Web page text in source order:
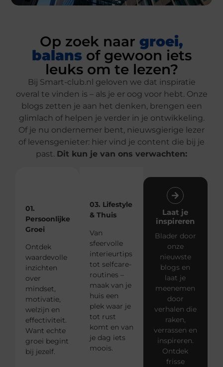
Op zoek naar groei,
balans of gewoon iets
leuks om te lezen?
Bij Smart-club.nl geloven we dat inspiratie
overal te vinden is – als je er oog voor hebt. Onze
blogs zetten je aan het denken, brengen een
glimlach of helpen je verder in je ontwikkeling.
Of je nu ondernemer bent, nieuwsgierige lezer
of levensgenieter: hier vind je content die bij je
past. Dit kun je van ons verwachten:
01.
Persoonlijke
Groei
Ontdek
waardevolle
inzichten
over
mindset,
motivatie,
welzijn en
effectiviteit.
Want echte
groei begint
bij jezelf.
Laat je
inspireren
Blader door
onze
nieuwste
blogs en
laat je
meenemen
door
verhalen die
raken,
verrassen en
inspireren.
Ontdek
frisse
03. Lifestyle
& Thuis
Van
sfeervolle
interieurtips
tot selfcare-
routines –
maak van je
huis een
plek waar je
tot rust
komt en van
je dag iets
moois.